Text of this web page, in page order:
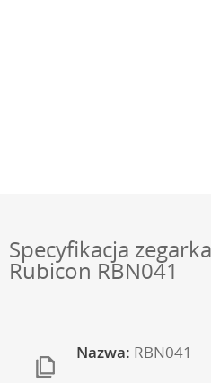
Specyfikacja
Rubicon RBN041
Nazwa: RBN041